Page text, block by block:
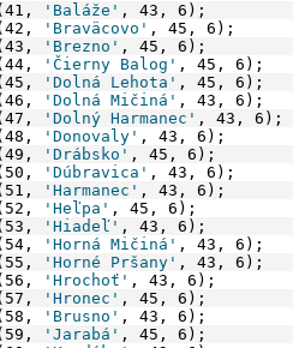
'Baláže' , 43, 6);
'Braväcovo' , 45, 6);
'Brezno' , 45, 6);
'Čierny Balog' , 45, 6);
'Dolná Lehota' , 45, 6);
'Dolná Mičiná' , 43, 6);
'Dolný Harmanec' , 43, 6);
'Donovaly' , 43, 6);
'Drábsko' , 45, 6);
'Dúbravica' , 43, 6);
'Harmanec' , 43, 6);
'Heľpa' , 45, 6);
'Hiadeľ' , 43, 6);
'Horná Mičiná' , 43, 6);
'Horné Pršany' , 43, 6);
'Hrochoť' , 43, 6);
'Hronec' , 45, 6);
'Brusno' , 43, 6);
'Jarabá' , 45, 6);